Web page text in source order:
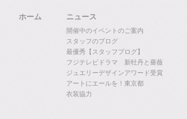
ホーム ニュース
開催中のイベントのご案内
スタッフのブログ
最優秀【スタッフブログ】
フジテレビドラマ 新牡丹と薔薇
ジュエリーデザインアワード受賞
アートにエールを！東京都
衣装協力